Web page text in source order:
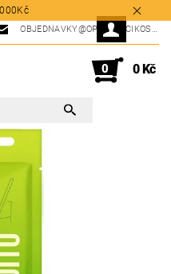
OBJEDNAVKY@OPALOVACIKOSMETIKA.CZ
0 0 Kč